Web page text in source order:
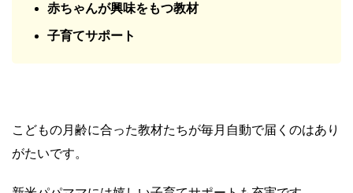
赤ちゃんが興味をもつ教材
子育てサポート
こどもの月齢に合った教材たちが毎月自動で届くのはあり
がたいです。